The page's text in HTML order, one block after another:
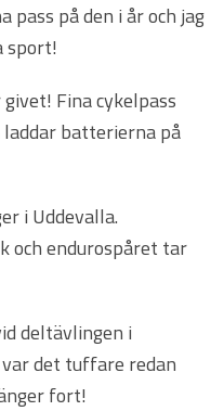
pass på den i år och jag
sport!
Fina cykelpass
batterierna på
i Uddevalla.
och endurospåret tar
deltävlingen i
det tuffare redan
fort!